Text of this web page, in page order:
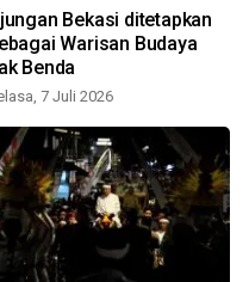
Bekasi ditetapkan
Warisan Budaya
Benda
7 Juli 2026